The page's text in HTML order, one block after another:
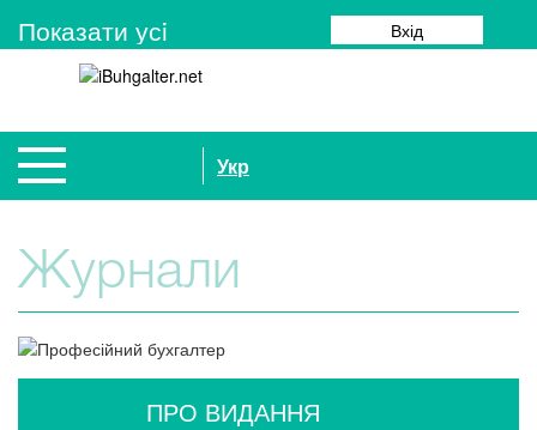
Показати усi Вхід
Укр
Журнали
ПРО ВИДАННЯ